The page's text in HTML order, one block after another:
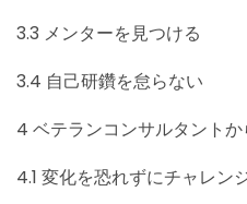
3.3 メンターを見つける
3.4 自己研鑽を怠らない
4 ベテランコンサルタント
4.1 変化を恐れずにチャレン